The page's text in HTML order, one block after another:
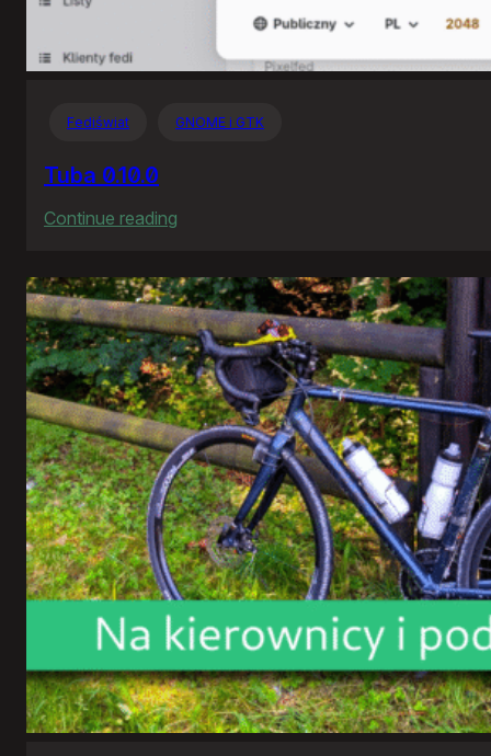
Fediświat GNOME i GTK
Tuba 0.10.0
Continue reading
0.10.0